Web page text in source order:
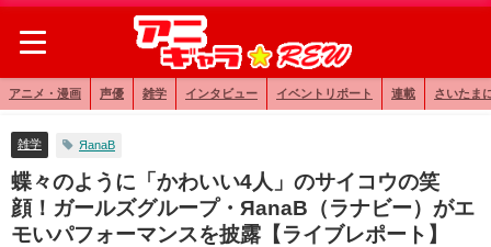
アニメ・漫画 声優 雑学 インタビュー イベントリポート 連載 さいたま
雑学 ЯanaB
蝶々のように「かわいい4人」のサイコウの笑
顔！ガールズグループ・ЯanaB（ラナビー）がエ
モいパフォーマンスを披露【ライブレポート】